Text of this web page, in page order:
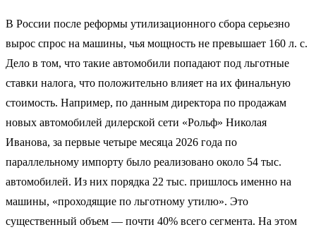
В России после реформы утилизационного сбора серьезно
вырос спрос на машины, чья мощность не превышает 160 л. с.
Дело в том, что такие автомобили попадают под льготные
ставки налога, что положительно влияет на их финальную
стоимость. Например, по данным директора по продажам
новых автомобилей дилерской сети «Рольф» Николая
Иванова, за первые четыре месяца 2026 года по
параллельному импорту было реализовано около 54 тыс.
автомобилей. Из них порядка 22 тыс. пришлось именно на
машины, «проходящие по льготному утилю». Это
существенный объем — почти 40% всего сегмента. На этом